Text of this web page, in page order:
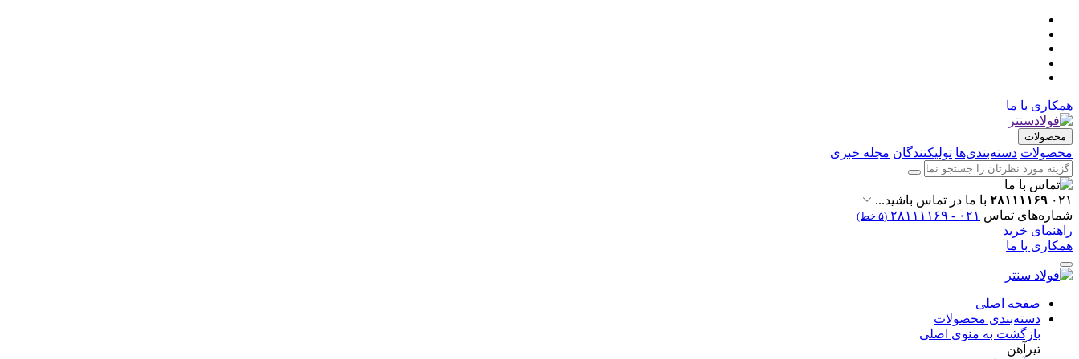
همکاری با ما
محصولات
محصولات دسته‌بندی‌ها تولیکنندگان مجله خبری
۰۲۱ ۲۸۱۱۱۱۶۹ با ما در تماس باشید...
شماره‌های تماس ۰۲۱ - ۲۸۱۱۱۱۶۹ (۵ خط)
راهنمای خرید
همکاری با ما
صفحه اصلی
دسته‌بندی محصولات
بازگشت به منوی اصلی
تیرآهن